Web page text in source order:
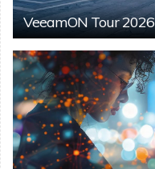
VeeamON Tour 2026